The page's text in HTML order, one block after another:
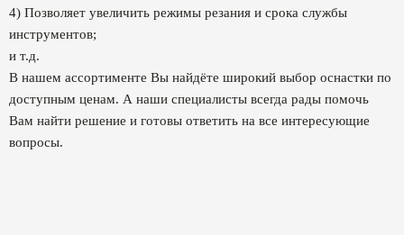
4) Позволяет увеличить режимы резания и срока службы
инструментов;
и т.д.
В нашем ассортименте Вы найдёте широкий выбор оснастки по
доступным ценам. А наши специалисты всегда рады помочь
Вам найти решение и готовы ответить на все интересующие
вопросы.